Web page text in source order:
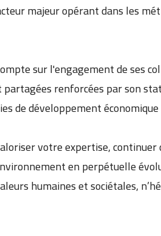
majeur opérant dans les
sur l'engagement de ses
renforcées par son
de développement
votre expertise,
en perpétuelle
humaines et sociétales,